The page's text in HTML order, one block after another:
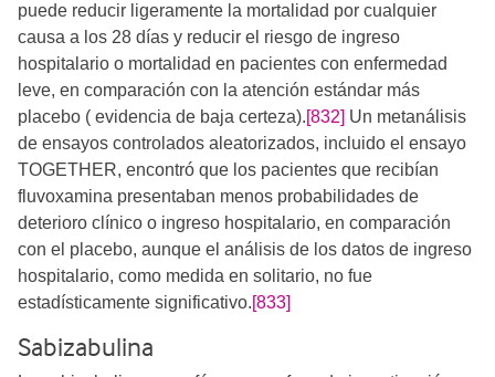
puede reducir ligeramente la mortalidad por cualquier
causa a los 28 días y reducir el riesgo de ingreso
hospitalario o mortalidad en pacientes con enfermedad
leve, en comparación con la atención estándar más
placebo ( evidencia de baja certeza).[832] ​ Un metanálisis
de ensayos controlados aleatorizados, incluido el ensayo
TOGETHER, encontró que los pacientes que recibían
fluvoxamina presentaban menos probabilidades de
deterioro clínico o ingreso hospitalario, en comparación
con el placebo, aunque el análisis de los datos de ingreso
hospitalario, como medida en solitario, no fue
estadísticamente significativo.[833]
Sabizabulina